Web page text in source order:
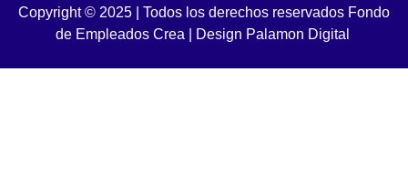
Copyright © 2025 | Todos los derechos reservados Fondo
de Empleados Crea
Design Palamon Digital